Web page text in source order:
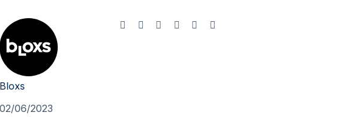
Bloxs
02/06/2023